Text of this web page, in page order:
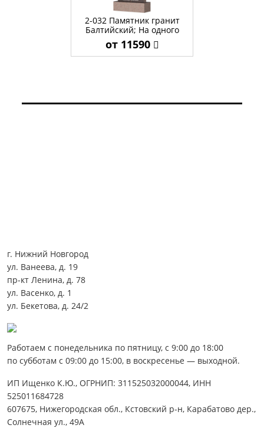
2-032 Памятник гранит
Балтийский; На одного
от 11590
г. Нижний Новгород
ул. Ванеева, д. 19
пр-кт Ленина, д. 78
ул. Васенко, д. 1
ул. Бекетова, д. 24/2
Работаем с понедельника по пятницу, с 9:00 до 18:00
по субботам с 09:00 до 15:00, в воскресенье — выходной.
ИП Ищенко К.Ю., ОГРНИП: 311525032000044, ИНН
525011684728
607675, Нижегородская обл., Кстовский р-н, Карабатово дер.,
Солнечная ул., 49А